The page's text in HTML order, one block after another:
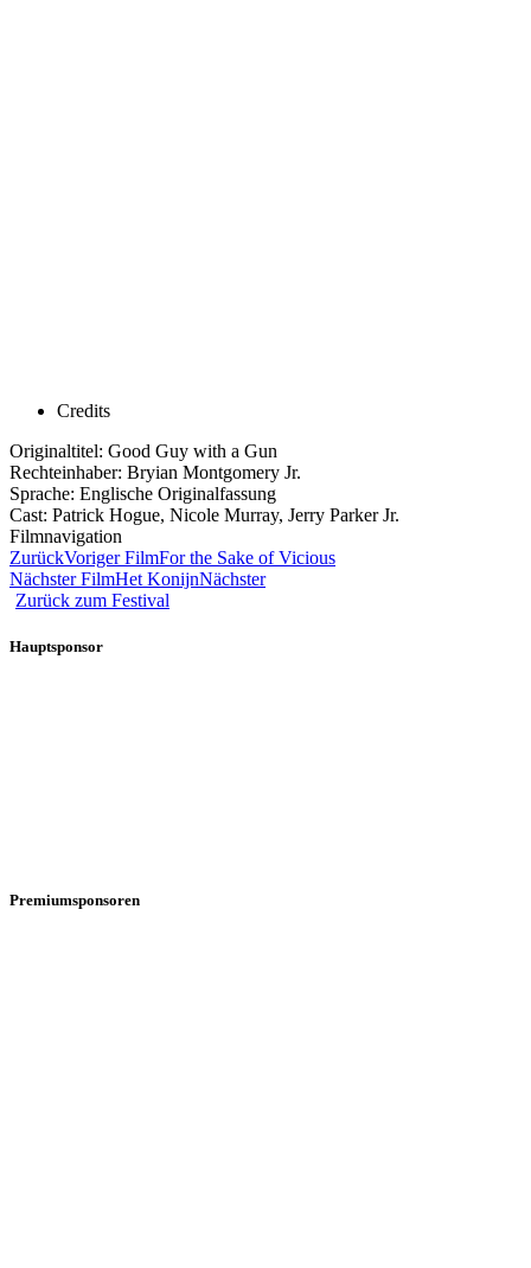
Credits
Originaltitel: Good Guy with a Gun
Rechteinhaber: Bryian Montgomery Jr.
Sprache: Englische Originalfassung
Cast: Patrick Hogue, Nicole Murray, Jerry Parker Jr.
Filmnavigation
ZurückVoriger FilmFor the Sake of Vicious
Nächster FilmHet KonijnNächster
Zurück zum Festival
Hauptsponsor
Premiumsponsoren